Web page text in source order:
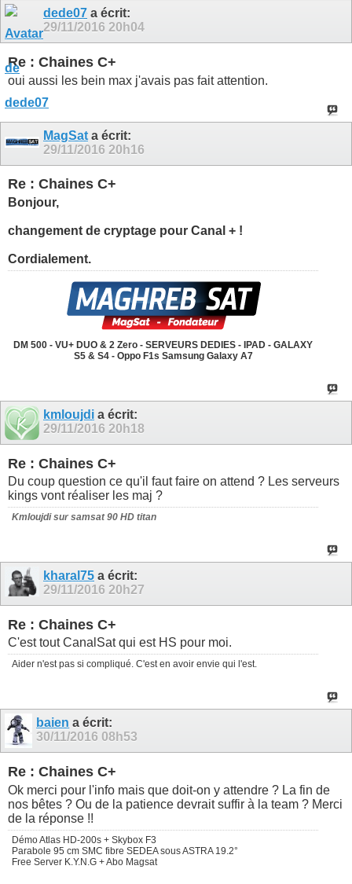
dede07 a écrit:
29/11/2016 20h04
Re : Chaines C+
oui aussi les bein max j'avais pas fait attention.
MagSat a écrit:
29/11/2016 20h16
Re : Chaines C+
Bonjour,
changement de cryptage pour Canal + !
Cordialement.
DM 500 - VU+ DUO & 2 Zero - SERVEURS DEDIES - IPAD - GALAXY
S5 & S4 - Oppo F1s Samsung Galaxy A7
kmloujdi a écrit:
29/11/2016 20h18
Re : Chaines C+
Du coup question ce qu'il faut faire on attend ? Les serveurs
kings vont réaliser les maj ?
Kmloujdi sur samsat 90 HD titan
kharal75 a écrit:
29/11/2016 20h27
Re : Chaines C+
C'est tout CanalSat qui est HS pour moi.
Aider n'est pas si compliqué. C'est en avoir envie qui l'est.
baien a écrit:
30/11/2016 08h53
Re : Chaines C+
Ok merci pour l'info mais que doit-on y attendre ? La fin de
nos bêtes ? Ou de la patience devrait suffir à la team ? Merci
de la réponse !!
Démo Atlas HD-200s + Skybox F3
Parabole 95 cm SMC fibre SEDEA sous ASTRA 19.2°
Free Server K.Y.N.G + Abo Magsat